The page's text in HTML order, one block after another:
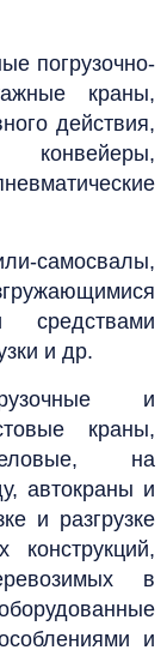
погрузочно-
краны,
действия,
самосвалы,
и др.
и
краны,
на
автокраны и
и разгрузке
конструкций,
в
и